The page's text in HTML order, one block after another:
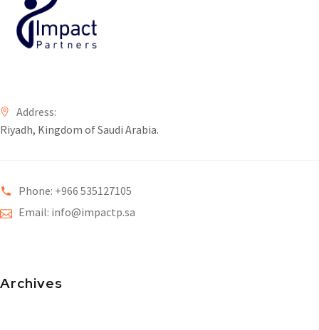
Address:
Riyadh, Kingdom of Saudi Arabia.
Phone: +966 535127105
Email: info@impactp.sa
Archives